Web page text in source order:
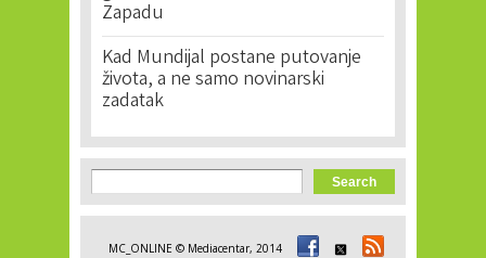
Zapadu
Kad Mundijal postane putovanje
života, a ne samo novinarski
zadatak
Search form
Search
MC_ONLINE © Mediacentar, 2014